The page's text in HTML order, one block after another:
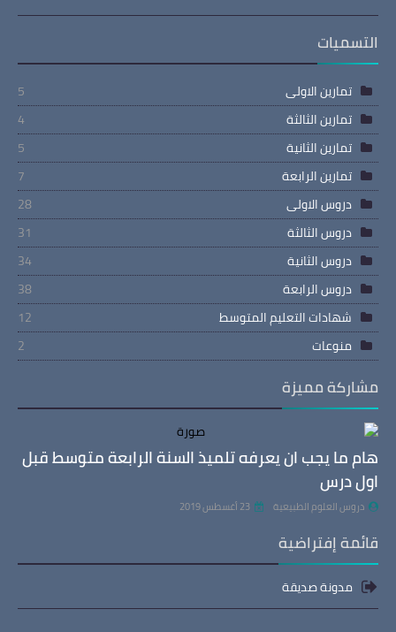
التسميات
تمارين الاولى
5
تمارين الثالثة
4
تمارين الثانية
5
تمارين الرابعة
7
دروس الاولى
28
دروس الثالثة
31
دروس الثانية
34
دروس الرابعة
38
شهادات التعليم المتوسط
12
منوعات
2
مشاركة مميزة
هام ما يجب ان يعرفه تلميذ السنة الرابعة متوسط قبل
اول درس
دروس العلوم الطبيعية 23 أغسطس 2019
قائمة إفتراضية
مدونة صديقة